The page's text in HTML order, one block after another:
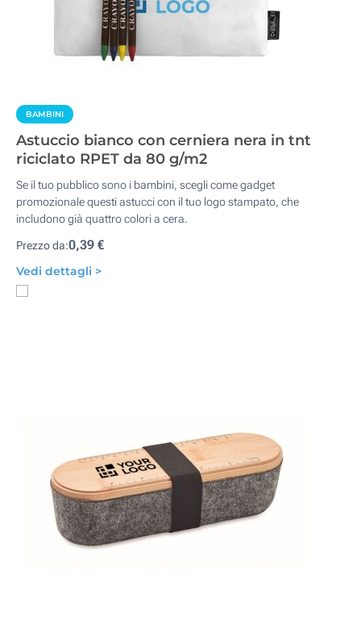
BAMBINI
Astuccio bianco con cerniera nera in tnt
riciclato RPET da 80 g/m2
Se il tuo pubblico sono i bambini, scegli come gadget
promozionale questi astucci con il tuo logo stampato, che
includono già quattro colori a cera.
Prezzo da:0,39 €
Vedi dettagli >